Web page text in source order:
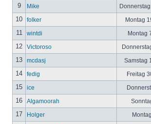
9 Mike
10 folker Montag
11 wintdi Montag
12 Victoroso
13 mcdasj Samstag
14 fedig Freitag
15 ice
16 Algamoorah
17 Holger